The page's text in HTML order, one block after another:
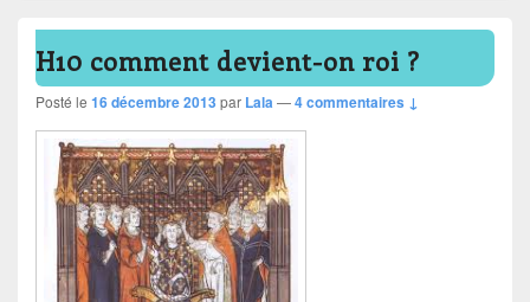
H10 comment devient-on roi ?
Posté le 16 décembre 2013 par Lala—4 commentaires ↓